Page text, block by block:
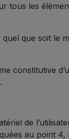
tous les
que soit le
constitutive
de
au point 4,